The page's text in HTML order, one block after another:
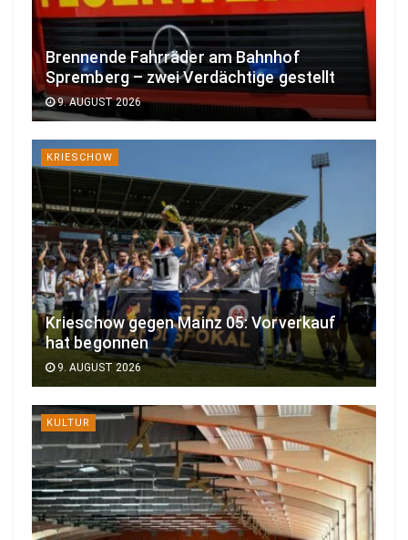
Brennende Fahrräder am Bahnhof
Spremberg – zwei Verdächtige gestellt
9. AUGUST 2026
KRIESCHOW
Krieschow gegen Mainz 05: Vorverkauf
hat begonnen
9. AUGUST 2026
KULTUR